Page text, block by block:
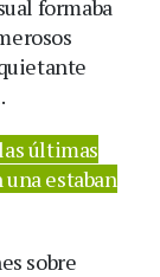
formaba
últimas
estaban
sobre